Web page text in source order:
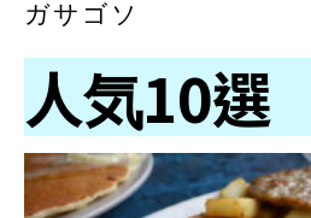
ガサゴソ
人気10選